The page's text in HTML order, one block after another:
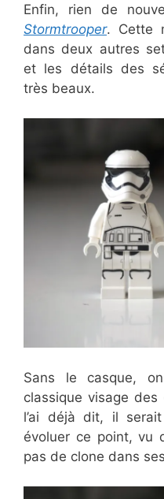
Enfin, rien de
Stormtrooper. Cette
dans deux autres
et les détails des
très beaux.
Sans le casque,
classique visage des
l’ai déjà dit, il
évoluer ce point, vu
pas de clone dans